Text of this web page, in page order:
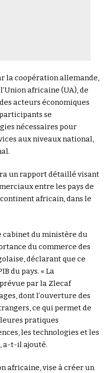
la coopération allemande,
africaine (UA), de
acteurs économiques
se
nécessaires pour
aux niveaux national,
un rapport détaillé visant
entre les pays de
continent africain, dans le
cabinet du ministère du
du commerce des
déclarant que ce
du pays. « La
par la Zlecaf
dont l’ouverture des
ce qui permet de
pratiques
les technologies et les
a-t-il ajouté.
africaine, vise à créer un